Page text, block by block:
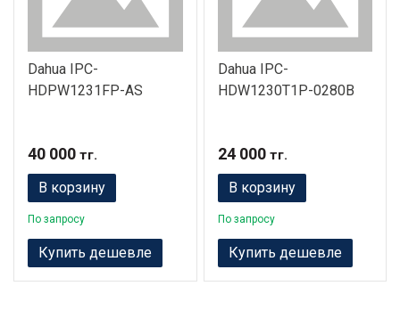
Dahua IPC-
HDPW1231FP-AS
40 000 тг.
В корзину
По запросу
Купить дешевле
Dahua IPC-
HDW1230T1P-0280B
24 000тг.
В корзину
По запросу
Купить дешевле